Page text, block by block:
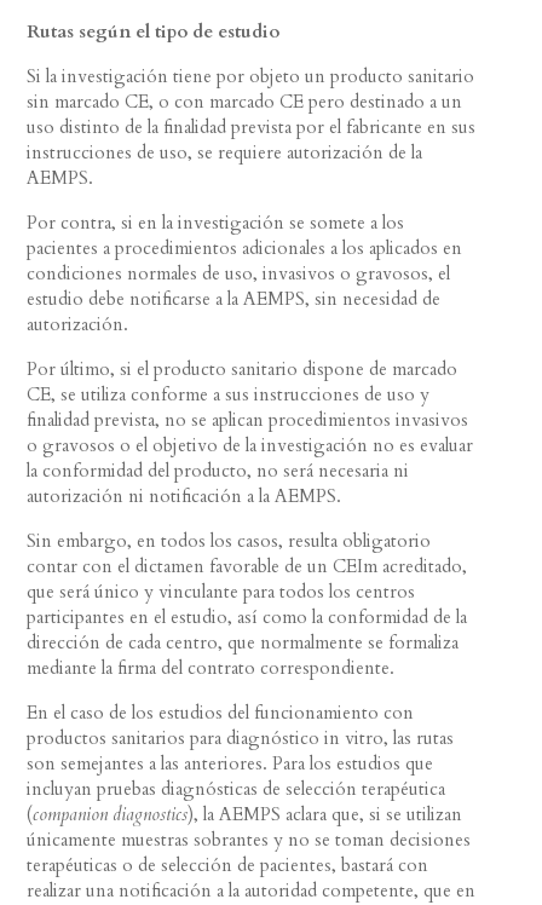
Rutas según el tipo de estudio
Si la investigación tiene por objeto un producto sanitario
sin marcado CE, o con marcado CE pero destinado a un
uso distinto de la finalidad prevista por el fabricante en sus
instrucciones de uso, se requiere autorización de la
AEMPS.
Por contra, si en la investigación se somete a los
pacientes a procedimientos adicionales a los aplicados en
condiciones normales de uso, invasivos o gravosos, el
estudio debe notificarse a la AEMPS, sin necesidad de
autorización.
Por último, si el producto sanitario dispone de marcado
CE, se utiliza conforme a sus instrucciones de uso y
finalidad prevista, no se aplican procedimientos invasivos
o gravosos o el objetivo de la investigación no es evaluar
la conformidad del producto, no será necesaria ni
autorización ni notificación a la AEMPS.
Sin embargo, en todos los casos, resulta obligatorio
contar con el dictamen favorable de un CEIm acreditado,
que será único y vinculante para todos los centros
participantes en el estudio, así como la conformidad de la
dirección de cada centro, que normalmente se formaliza
mediante la firma del contrato correspondiente.
En el caso de los estudios del funcionamiento con
productos sanitarios para diagnóstico in vitro, las rutas
son semejantes a las anteriores. Para los estudios que
incluyan pruebas diagnósticas de selección terapéutica
(companion diagnostics), la AEMPS aclara que, si se utilizan
únicamente muestras sobrantes y no se toman decisiones
terapéuticas o de selección de pacientes, bastará con
realizar una notificación a la autoridad competente, que en